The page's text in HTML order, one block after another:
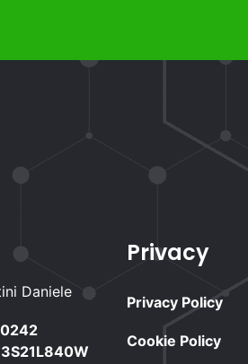
Daniele
Privacy
Privacy Policy
Cookie Policy